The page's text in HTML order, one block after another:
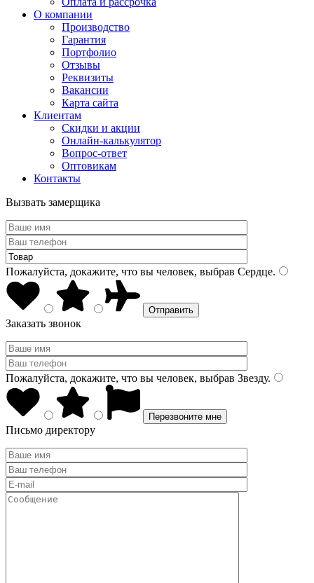
О компании
Производство
Гарантия
Портфолио
Отзывы
Реквизиты
Вакансии
Карта сайта
Клиентам
Скидки и акции
Онлайн-калькулятор
Вопрос-ответ
Оптовикам
Контакты
Вызвать замерщика
Пожалуйста, докажите, что вы человек, выбрав Сердце.
Заказать звонок
Пожалуйста, докажите, что вы человек, выбрав Звезду.
Письмо директору